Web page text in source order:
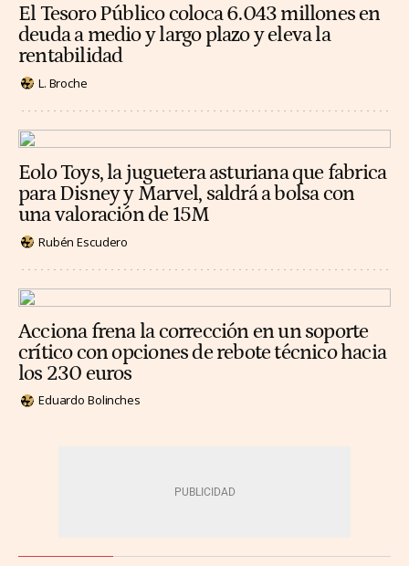
El Tesoro Público coloca 6.043 millones en
deuda a medio y largo plazo y eleva la
rentabilidad
L. Broche
Eolo Toys, la juguetera asturiana que fabrica
para Disney y Marvel, saldrá a bolsa con
una valoración de 15M
Rubén Escudero
Acciona frena la corrección en un soporte
crítico con opciones de rebote técnico hacia
los 230 euros
Eduardo Bolinches